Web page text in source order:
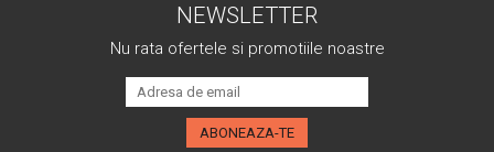
NEWSLETTER
Nu rata ofertele si promotiile noastre